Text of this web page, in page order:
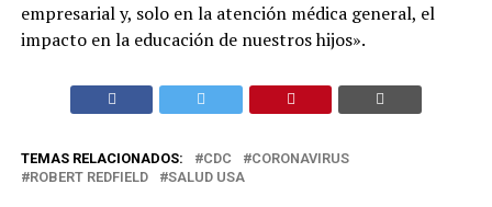
empresarial y, solo en la atención médica general, el
impacto en la educación de nuestros hijos».
TEMAS RELACIONADOS: CDC
CORONAVIRUS
ROBERT REDFIELD
SALUD USA